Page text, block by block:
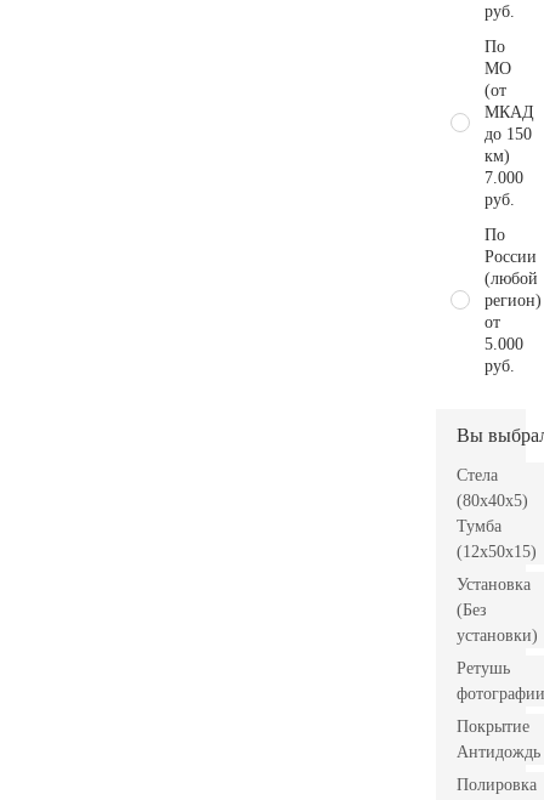
руб.
По
МО
(от
МКАД
до 150
км)
7.000
руб.
По
России
(любой
регион)
от
5.000
руб.
Вы
Стела
(80x40x5)
Тумба
(12x50x15)
Установка
(Без
установки)
Ретушь
фотографии
Покрытие
Антидождь
Полировка